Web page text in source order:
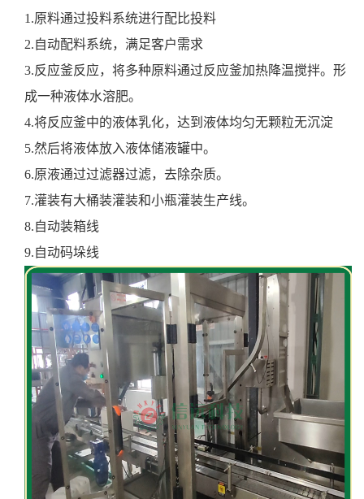
1.原料通过投料系统进行配比投料
2.自动配料系统，满足客户需求
3.反应釜反应，将多种原料通过反应釜加热降温搅拌。形
成一种液体水溶肥。
4.将反应釜中的液体乳化，达到液体均匀无颗粒无沉淀
5.然后将液体放入液体储液罐中。
6.原液通过过滤器过滤，去除杂质。
7.灌装有大桶装灌装和小瓶灌装生产线。
8.自动装箱线
9.自动码垛线